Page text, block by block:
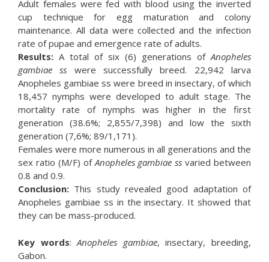
Adult females were fed with blood using the inverted
cup technique for egg maturation and colony
maintenance. All data were collected and the infection
rate of pupae and emergence rate of adults.
Results: A total of six (6) generations ofAnopheles
gambiae ss were successfully breed. 22,942 larva
Anopheles gambiae ss were breed in insectary, of which
18,457 nymphs were developed to adult stage. The
mortality rate of nymphs was higher in the first
generation (38.6%; 2,855/7,398) and low the sixth
generation (7,6%; 89/1,171).
Females were more numerous in all generations and the
sex ratio (M/F) ofAnopheles gambiae ss varied between
0.8 and 0.9.
Conclusion: This study revealed good adaptation of
Anopheles gambiae ss in the insectary. It showed that
they can be mass-produced.
Key words:Anopheles gambiae, insectary, breeding,
Gabon.